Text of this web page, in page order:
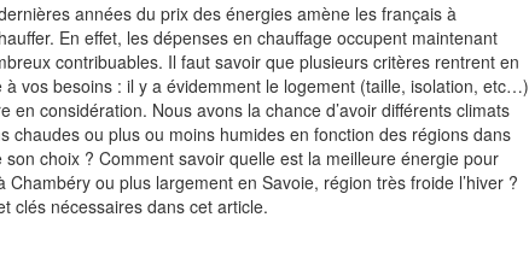
années du prix des énergies amène les français à
En effet, les dépenses en chauffage occupent maintenant
contribuables. Il faut savoir que plusieurs critères rentrent en
vos besoins : il y a évidemment le logement (taille, isolation, etc…)
en considération. Nous avons la chance d’avoir différents climats
chaudes ou plus ou moins humides en fonction des régions dans
choix ? Comment savoir quelle est la meilleure énergie pour
ou plus largement en Savoie, région très froide l’hiver ?
clés nécessaires dans cet article.